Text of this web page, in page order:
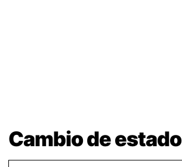
Cambio de estado